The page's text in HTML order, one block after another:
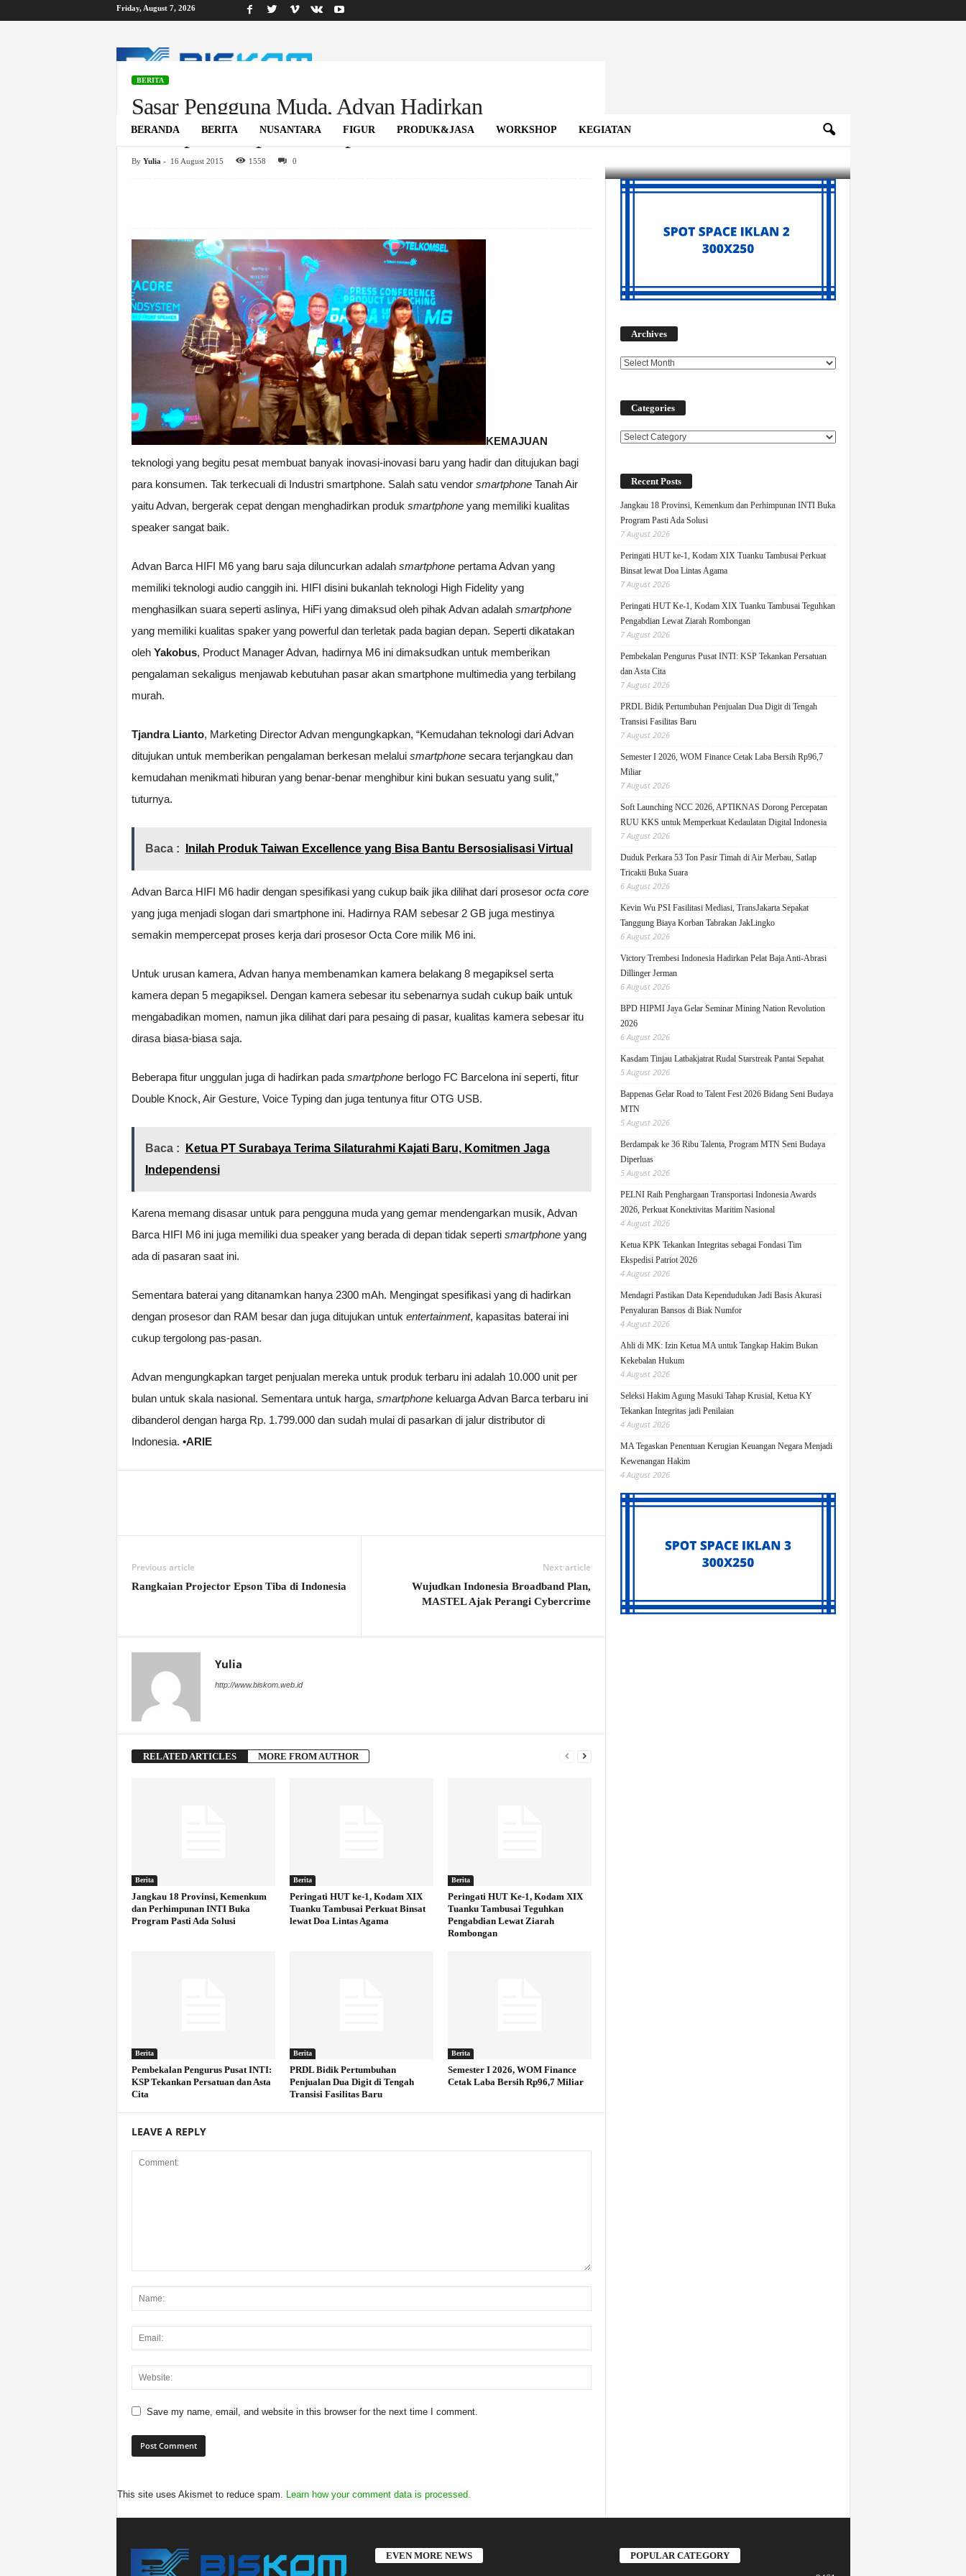
Friday, August 7, 2026
i
s
BERANDA
BERITA NUSANTARA FIGUR PRODUK&JASA WORKSHOP KEGIATAN
Home Berita Sasar Pengguna Muda, Advan Hadirkan Smartphone Speaker Depan
BERITA
Sasar Pengguna Muda, Advan Hadirkan
Smartphone Speaker Depan
By Yulia - 16 August 2015 1558 0
KEMAJUAN
teknologi yang begitu pesat membuat banyak inovasi-inovasi baru yang hadir dan ditujukan bagi
para konsumen. Tak terkecuali di Industri smartphone. Salah satu vendor smartphoneTanah Air
yaitu Advan, bergerak cepat dengan menghadirkan produk smartphone yang memiliki kualitas
speaker sangat baik.
Advan Barca HIFI M6 yang baru saja diluncurkan adalah smartphonepertama Advan yang
memiliki teknologi audio canggih ini. HIFI disini bukanlah teknologi High Fidelity yang
menghasilkan suara seperti aslinya, HiFi yang dimaksud oleh pihak Advan adalah smartphone
yang memiliki kualitas spaker yang powerful dan terletak pada bagian depan. Seperti dikatakan
oleh Yakobus, Product Manager Advan, hadirnya M6 ini dimaksudkan untuk memberikan
pengalaman sekaligus menjawab kebutuhan pasar akan smartphone multimedia yang terbilang
murah.
Tjandra Lianto, Marketing Director Advan mengungkapkan, “Kemudahan teknologi dari Advan
ditujukan untuk memberikan pengalaman berkesan melalui smartphonesecara terjangkau dan
kemudahan menikmati hiburan yang benar-benar menghibur kini bukan sesuatu yang sulit,”
tuturnya.
Baca : Inilah Produk Taiwan Excellence yang Bisa Bantu Bersosialisasi Virtual
Advan Barca HIFI M6 hadir dengan spesifikasi yang cukup baik jika dilihat dari prosesor octa core
yang juga menjadi slogan dari smartphone ini. Hadirnya RAM sebesar 2 GB juga mestinya
semakin mempercepat proses kerja dari prosesor Octa Core milik M6 ini.
Untuk urusan kamera, Advan hanya membenamkan kamera belakang 8 megapiksel serta
kamera depan 5 megapiksel. Dengan kamera sebesar itu sebenarnya sudah cukup baik untuk
mengabadikan momen, namun jika dilihat dari para pesaing di pasar, kualitas kamera sebesar itu
dirasa biasa-biasa saja.
Beberapa fitur unggulan juga di hadirkan pada smartphoneberlogo FC Barcelona ini seperti, fitur
Double Knock, Air Gesture, Voice Typing dan juga tentunya fitur OTG USB.
Baca :
Ketua PT Surabaya Terima Silaturahmi Kajati Baru, Komitmen Jaga
Independensi
Karena memang disasar untuk para pengguna muda yang gemar mendengarkan musik, Advan
Barca HIFI M6 ini juga memiliki dua speaker yang berada di depan tidak seperti smartphoneyang
ada di pasaran saat ini.
Sementara baterai yang ditanamkan hanya 2300 mAh. Mengingat spesifikasi yang di hadirkan
dengan prosesor dan RAM besar dan juga ditujukan untuk entertainment, kapasitas baterai ini
cukup tergolong pas-pasan.
Advan mengungkapkan target penjualan mereka untuk produk terbaru ini adalah 10.000 unit per
bulan untuk skala nasional. Sementara untuk harga, smartphonekeluarga Advan Barca terbaru ini
dibanderol dengan harga Rp. 1.799.000 dan sudah mulai di pasarkan di jalur distributor di
Indonesia. •ARIE
Previous article
Rangkaian Projector Epson Tiba di Indonesia
Next article
Wujudkan Indonesia Broadband Plan,
MASTEL Ajak Perangi Cybercrime
Yulia
http://www.biskom.web.id
RELATED ARTICLES MORE FROM AUTHOR
Berita
Jangkau 18 Provinsi, Kemenkum
dan Perhimpunan INTI Buka
Program Pasti Ada Solusi
Berita
Peringati HUT ke-1, Kodam XIX
Tuanku Tambusai Perkuat Binsat
lewat Doa Lintas Agama
Berita
Peringati HUT Ke-1, Kodam XIX
Tuanku Tambusai Teguhkan
Pengabdian Lewat Ziarah
Rombongan
Berita
Pembekalan Pengurus Pusat INTI:
KSP Tekankan Persatuan dan Asta
Cita
Berita
PRDL Bidik Pertumbuhan
Penjualan Dua Digit di Tengah
Transisi Fasilitas Baru
Berita
Semester I 2026, WOM Finance
Cetak Laba Bersih Rp96,7 Miliar
LEAVE A REPLY
Save my name, email, and website in this browser for the next time I comment.
This site uses Akismet to reduce spam. Learn how your comment data is processed.
Archives
Categories
Categories
Recent Posts
Jangkau 18 Provinsi, Kemenkum dan Perhimpunan INTI Buka
Program Pasti Ada Solusi
7 August 2026
Peringati HUT ke-1, Kodam XIX Tuanku Tambusai Perkuat
Binsat lewat Doa Lintas Agama
7 August 2026
Peringati HUT Ke-1, Kodam XIX Tuanku Tambusai Teguhkan
Pengabdian Lewat Ziarah Rombongan
7 August 2026
Pembekalan Pengurus Pusat INTI: KSP Tekankan Persatuan
dan Asta Cita
7 August 2026
PRDL Bidik Pertumbuhan Penjualan Dua Digit di Tengah
Transisi Fasilitas Baru
7 August 2026
Semester I 2026, WOM Finance Cetak Laba Bersih Rp96,7
Miliar
7 August 2026
Soft Launching NCC 2026, APTIKNAS Dorong Percepatan
RUU KKS untuk Memperkuat Kedaulatan Digital Indonesia
7 August 2026
Duduk Perkara 53 Ton Pasir Timah di Air Merbau, Satlap
Tricakti Buka Suara
6 August 2026
Kevin Wu PSI Fasilitasi Mediasi, TransJakarta Sepakat
Tanggung Biaya Korban Tabrakan JakLingko
6 August 2026
Victory Trembesi Indonesia Hadirkan Pelat Baja Anti-Abrasi
Dillinger Jerman
6 August 2026
BPD HIPMI Jaya Gelar Seminar Mining Nation Revolution
2026
6 August 2026
Kasdam Tinjau Latbakjatrat Rudal Starstreak Pantai Sepahat
5 August 2026
Bappenas Gelar Road to Talent Fest 2026 Bidang Seni Budaya
MTN
5 August 2026
Berdampak ke 36 Ribu Talenta, Program MTN Seni Budaya
Diperluas
5 August 2026
PELNI Raih Penghargaan Transportasi Indonesia Awards
2026, Perkuat Konektivitas Maritim Nasional
4 August 2026
Ketua KPK Tekankan Integritas sebagai Fondasi Tim
Ekspedisi Patriot 2026
4 August 2026
Mendagri Pastikan Data Kependudukan Jadi Basis Akurasi
Penyaluran Bansos di Biak Numfor
4 August 2026
Ahli di MK: Izin Ketua MA untuk Tangkap Hakim Bukan
Kekebalan Hukum
4 August 2026
Seleksi Hakim Agung Masuki Tahap Krusial, Ketua KY
Tekankan Integritas jadi Penilaian
4 August 2026
MA Tegaskan Penentuan Kerugian Keuangan Negara Menjadi
Kewenangan Hakim
4 August 2026
EVEN MORE NEWS POPULAR CATEGORY